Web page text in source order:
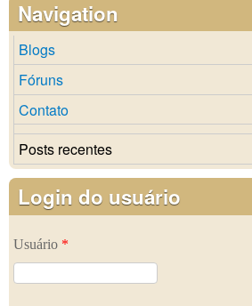
Navigation
Blogs
Fóruns
Contato
Posts recentes
Login do usuário
Usuário *